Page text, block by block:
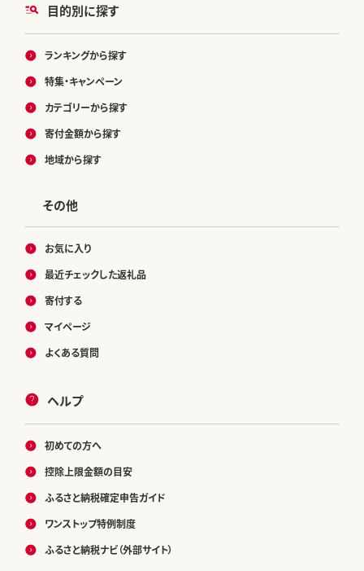
目的別に探す
ランキングから探す
特集・キャンペーン
カテゴリーから探す
寄付金額から探す
地域から探す
その他
お気に入り
最近チェックした返礼品
寄付する
マイページ
よくある質問
ヘルプ
初めての方へ
控除上限金額の目安
ふるさと納税確定申告ガイド
ワンストップ特例制度
ふるさと納税ナビ（外部サイト）